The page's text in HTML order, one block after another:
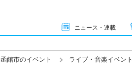
ニュース・連載
函館市のイベント ライブ・音楽イベント